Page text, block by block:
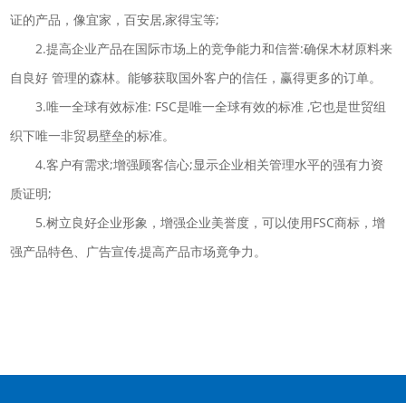
证的产品，像宜家，百安居,家得宝等;
2.提高企业产品在国际市场上的竞争能力和信誉:确保木材原料来
自良好 管理的森林。能够获取国外客户的信任，赢得更多的订单。
3.唯一全球有效标准: FSC是唯一全球有效的标准 ,它也是世贸组
织下唯一非贸易壁垒的标准。
4.客户有需求;增强顾客信心;显示企业相关管理水平的强有力资
质证明;
5.树立良好企业形象，增强企业美誉度，可以使用FSC商标，增
强产品特色、广告宣传,提高产品市场竟争力。